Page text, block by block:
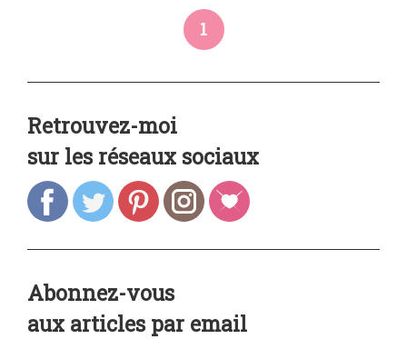
1
Retrouvez-moi
sur les réseaux sociaux
Abonnez-vous
aux articles par email